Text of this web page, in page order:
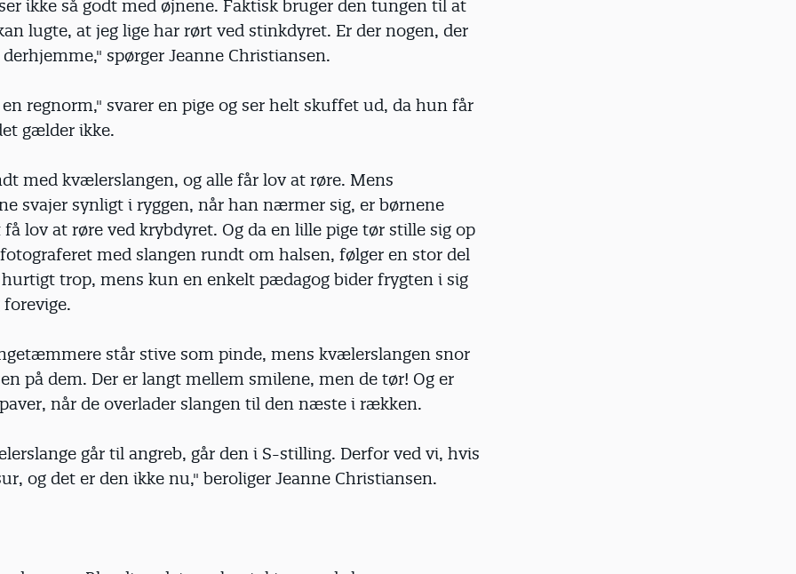
ikke så godt med øjnene. Faktisk bruger den tungen til at
lugte, at jeg lige har rørt ved stinkdyret. Er der nogen, der
spørger Jeanne Christiansen.
en regnorm," svarer en pige og ser helt skuffet ud, da hun får
gælder ikke.
med kvælerslangen, og alle får lov at røre. Mens
svajer synligt i ryggen, når han nærmer sig, er børnene
lov at røre ved krybdyret. Og da en lille pige tør stille sig op
med slangen rundt om halsen, følger en stor del
trop, mens kun en enkelt pædagog bider frygten i sig
forevige.
står stive som pinde, mens kvælerslangen snor
på dem. Der er langt mellem smilene, men de tør! Og er
når de overlader slangen til den næste i rækken.
går til angreb, går den i S-stilling. Derfor ved vi, hvis
og det er den ikke nu," beroliger Jeanne Christiansen.